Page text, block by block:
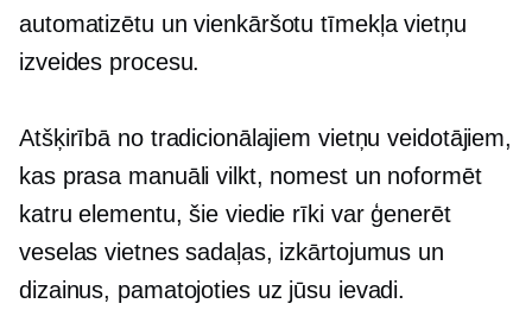
automatizētu un vienkāršotu tīmekļa vietņu
izveides procesu.
Atšķirībā no tradicionālajiem vietņu veidotājiem,
kas prasa manuāli vilkt, nomest un noformēt
katru elementu, šie viedie rīki var ģenerēt
veselas vietnes sadaļas, izkārtojumus un
dizainus, pamatojoties uz jūsu ievadi.